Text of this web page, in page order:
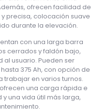
ofrecen facilidad de
precisa, colocación suave
durante la elevación.
con una larga barra
cerrados y faldón bajo,
usuario. Pueden ser
375 Ah, con opción de
en varios turnos.
una carga rápida e
una vida útil más larga,